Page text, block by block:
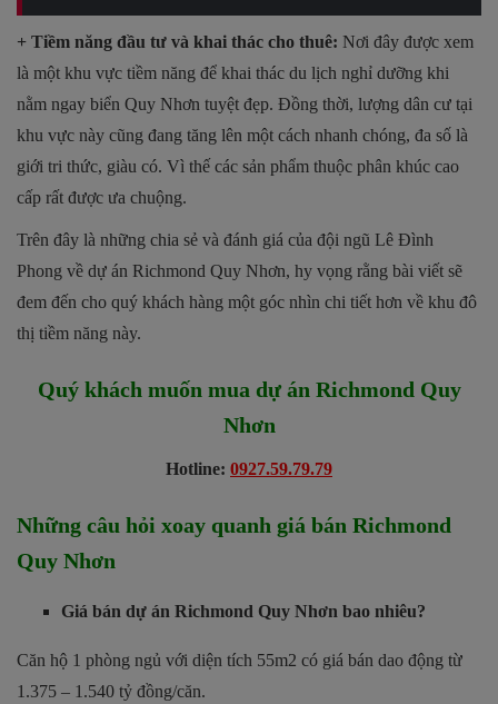
+ Tiềm năng đầu tư và khai thác cho thuê: Nơi đây được xem
là một khu vực tiềm năng để khai thác du lịch nghỉ dưỡng khi
nằm ngay biển Quy Nhơn tuyệt đẹp. Đồng thời, lượng dân cư tại
khu vực này cũng đang tăng lên một cách nhanh chóng, đa số là
giới tri thức, giàu có. Vì thế các sản phẩm thuộc phân khúc cao
cấp rất được ưa chuộng.
Trên đây là những chia sẻ và đánh giá của đội ngũ Lê Đình
Phong về dự án Richmond Quy Nhơn, hy vọng rằng bài viết sẽ
đem đến cho quý khách hàng một góc nhìn chi tiết hơn về khu đô
thị tiềm năng này.
Quý khách muốn mua dự án Richmond Quy
Nhơn
Hotline: 0927.59.79.79
Những câu hỏi xoay quanh giá bán Richmond
Quy Nhơn
Giá bán dự án Richmond Quy Nhơn bao nhiêu?
Căn hộ 1 phòng ngủ với diện tích 55m2 có giá bán dao động từ
1.375 – 1.540 tỷ đồng/căn.